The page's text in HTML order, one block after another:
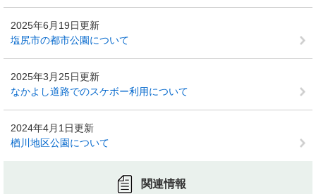
2025年6月19日更新
塩尻市の都市公園について
2025年3月25日更新
なかよし道路でのスケボー利用について
2024年4月1日更新
楢川地区公園について
関連情報